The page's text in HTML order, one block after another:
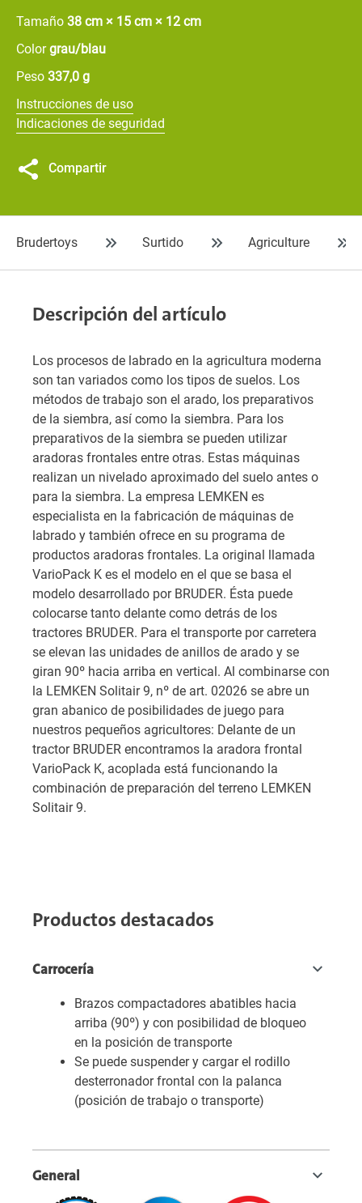
Tamaño 38 cm × 15 cm × 12 cm
Colorgrau/blau
Peso 337,0 g
Instrucciones de uso
Indicaciones de seguridad
Compartir
Brudertoys Surtido Agriculture
Descripción del artículo
Los procesos de labrado en la agricultura moderna
son tan variados como los tipos de suelos. Los
métodos de trabajo son el arado, los preparativos
de la siembra, así como la siembra. Para los
preparativos de la siembra se pueden utilizar
aradoras frontales entre otras. Estas máquinas
realizan un nivelado aproximado del suelo antes o
para la siembra. La empresa LEMKEN es
especialista en la fabricación de máquinas de
labrado y también ofrece en su programa de
productos aradoras frontales. La original llamada
VarioPack K es el modelo en el que se basa el
modelo desarrollado por BRUDER. Ésta puede
colocarse tanto delante como detrás de los
tractores BRUDER. Para el transporte por carretera
se elevan las unidades de anillos de arado y se
giran 90º hacia arriba en vertical. Al combinarse con
la LEMKEN Solitair 9, nº de art. 02026 se abre un
gran abanico de posibilidades de juego para
nuestros pequeños agricultores: Delante de un
tractor BRUDER encontramos la aradora frontal
VarioPack K, acoplada está funcionando la
combinación de preparación del terreno LEMKEN
Solitair 9.
Productos destacados
Carrocería
Brazos compactadores abatibles hacia
arriba (90º) y con posibilidad de bloqueo
en la posición de transporte
Se puede suspender y cargar el rodillo
desterronador frontal con la palanca
(posición de trabajo o transporte)
General